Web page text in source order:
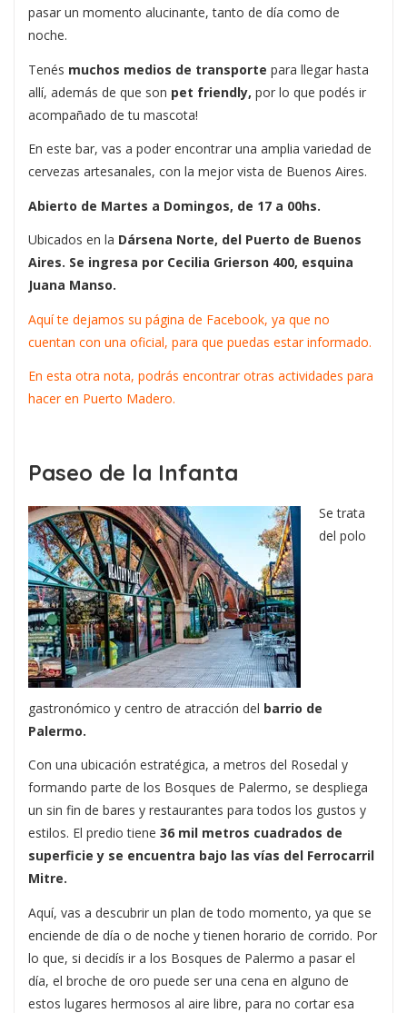
pasar un momento alucinante, tanto de día como de
noche.
Tenés muchos medios de transporte para llegar hasta
allí, además de que son pet friendly, por lo que podés ir
acompañado de tu mascota!
En este bar, vas a poder encontrar una amplia variedad de
cervezas artesanales, con la mejor vista de Buenos Aires.
Abierto de Martes a Domingos, de 17 a 00hs.
Ubicados en la Dársena Norte, del Puerto de Buenos
Aires. Se ingresa por Cecilia Grierson 400, esquina
Juana Manso.
Aquí te dejamos su página de Facebook, ya que no
cuentan con una oficial, para que puedas estar informado.
En esta otra nota, podrás encontrar otras actividades para
hacer en Puerto Madero.
Paseo de la Infanta
Se trata
del polo
gastronómico y centro de atracción del barrio de
Palermo.
Con una ubicación estratégica, a metros del Rosedal y
formando parte de los Bosques de Palermo, se despliega
un sin fin de bares y restaurantes para todos los gustos y
estilos. El predio tiene 36 mil metros cuadrados de
superficie y se encuentra bajo las vías del Ferrocarril
Mitre.
Aquí, vas a descubrir un plan de todo momento, ya que se
enciende de día o de noche y tienen horario de corrido. Por
lo que, si decidís ir a los Bosques de Palermo a pasar el
día, el broche de oro puede ser una cena en alguno de
estos lugares hermosos al aire libre, para no cortar esa